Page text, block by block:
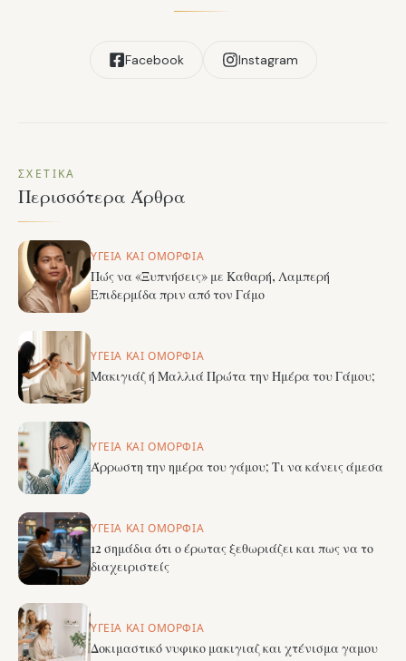
Facebook Instagram
ΣΧΕΤΙΚΆ
Περισσότερα Άρθρα
ΥΓΕΊΑ ΚΑΙ ΟΜΟΡΦΙΆ
Πώς να «Ξυπνήσεις» με Καθαρή, Λαμπερή
Επιδερμίδα πριν από τον Γάμο
ΥΓΕΊΑ ΚΑΙ ΟΜΟΡΦΙΆ
Μακιγιάζ ή Μαλλιά Πρώτα την Ημέρα του Γάμου;
ΥΓΕΊΑ ΚΑΙ ΟΜΟΡΦΙΆ
Άρρωστη την ημέρα του γάμου; Τι να κάνεις άμεσα
ΥΓΕΊΑ ΚΑΙ ΟΜΟΡΦΙΆ
12 σημάδια ότι ο έρωτας ξεθωριάζει και πως να το
διαχειριστείς
ΥΓΕΊΑ ΚΑΙ ΟΜΟΡΦΙΆ
Δοκιμαστικό νυφικο μακιγιαζ και χτένισμα γαμου